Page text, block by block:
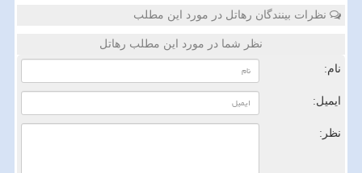
نظرات بینندگان رهاتل در مورد این مطلب
نظر شما در مورد این مطلب رهاتل
نام:
ایمیل:
نظر: